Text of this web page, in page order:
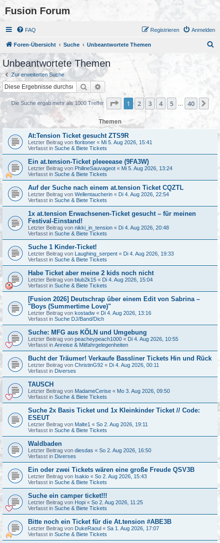
Fusion Forum
FAQ Anmelden
Registrieren
Foren-Übersicht Suche Unbeantwortete Themen
Unbeantwortete Themen
Zur erweiterten Suche
Suche Erweiterte Suche
Die Suche ergab mehr als 1000 Treffer Seite 1von 40
1 2 3 4 5 40
Themen
At:Tension Ticket gesucht ZTS9R
Letzter Beitrag von floritoner « Mi 5. Aug 2026, 15:41
Verfasst in Suche & Biete Tickets
Ein at.tension-Ticket pleeeease (9FA3W)
Letzter Beitrag von PhilineSauvageot « Mi 5. Aug 2026, 13:24
Verfasst in Suche & Biete Tickets
Auf der Suche nach einem at.tension Ticket CQZTL
Letzter Beitrag von Wellentaucherin « Di 4. Aug 2026, 22:54
Verfasst in Suche & Biete Tickets
1x at.tension Erwachsenen-Ticket gesucht – für meinen
Festival-Einstand!
Letzter Beitrag von nikki_in_tension « Di 4. Aug 2026, 20:48
Verfasst in Suche & Biete Tickets
Suche 1 Kinder-Ticket!
Letzter Beitrag von Laughing_serpent « Di 4. Aug 2026, 19:33
Verfasst in Suche & Biete Tickets
Habe Ticket aber meine 2 kids noch nicht
Letzter Beitrag von blub2k15 « Di 4. Aug 2026, 15:04
Verfasst in Suche & Biete Tickets
[Fusion 2026] Deutschrap über einem Edit von Sabrina –
"Boys (Summertime Love)"
Letzter Beitrag von kostadw « Di 4. Aug 2026, 13:16
Verfasst in Suche DJ/Band/Dich
Suche: MFG aus KÖLN und Umgebung
Letzter Beitrag von peacheypeach1000 « Di 4. Aug 2026, 10:55
Verfasst in Anreise & Mitfahrgelegenheiten
Bucht der Träumer! Verkaufe Bassliner Tickets Hin und Rück
Letzter Beitrag von ChristinG92 « Di 4. Aug 2026, 00:11
Verfasst in Diverses
TAUSCH
Letzter Beitrag von MadameCerise « Mo 3. Aug 2026, 09:50
Verfasst in Suche & Biete Tickets
Suche 2x Basis Ticket und 1x Kleinkinder Ticket // Code:
ESEUT
Letzter Beitrag von Malte1 « So 2. Aug 2026, 19:11
Verfasst in Suche & Biete Tickets
Waldbaden
Letzter Beitrag von diesdas « So 2. Aug 2026, 16:50
Verfasst in Diverses
Ein oder zwei Tickets wären eine große Freude QSV3B
Letzter Beitrag von Isakio « So 2. Aug 2026, 15:43
Verfasst in Suche & Biete Tickets
Suche ein camper ticket!!!
Letzter Beitrag von Hopi « So 2. Aug 2026, 11:25
Verfasst in Suche & Biete Tickets
Bitte noch ein Ticket für die At.tension #ABE3B
Letzter Beitrag von DukeRaoul « Sa 1. Aug 2026, 17:07
Verfasst in Suche & Biete Tickets